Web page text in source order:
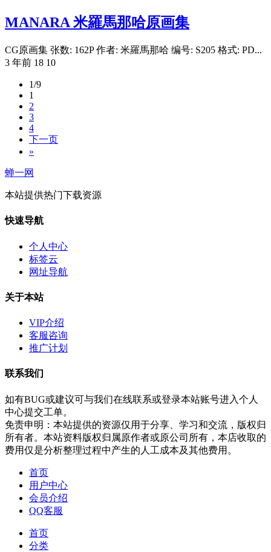
MANARA 米羅馬那哈原画集
CG原画集 张数: 162P 作者: 米羅馬那哈 编号: S205 格式: PD...
3 年前 18 10
1/9
1
2
3
4
下一页
»
蝉一网
本站提供热门下载资源
快速导航
个人中心
标签云
网址导航
关于本站
VIP介绍
客服咨询
推广计划
联系我们
如有BUG或建议可与我们在线联系或登录本站账号进入个人
中心提交工单。
免责申明：本站提供的资源仅用于分享、学习和交流，版权归
所有者。本站资料版权归属原作者或原公司所有，本店收取的
费用仅是分析整理过程中产生的人工成本及其他费用。
首页
用户中心
会员介绍
QQ客服
首页
分类